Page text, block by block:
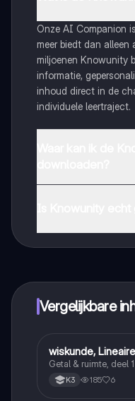
Onze AI Companion
meer biedt dan
miljoenen Knowunity
informatie,
inhoud direct in de
individuele leertraject.
Vergelijkbare
WWiskunde
wiskunde,
Getal & ruimte, deel
K3 185 6